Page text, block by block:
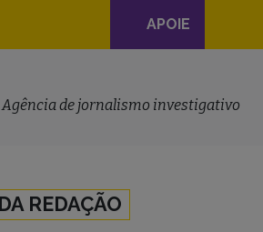
Navegação
principal
APOIE
Agência de jornalismo investigativo
DA REDAÇÃO